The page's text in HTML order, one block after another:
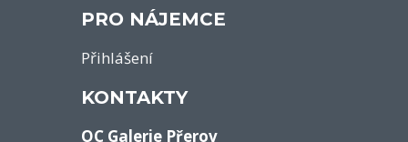
PRO NÁJEMCE
Přihlášení
KONTAKTY
OC Galerie Přerov